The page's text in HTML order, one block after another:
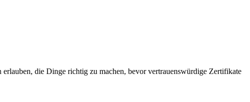
die Dinge richtig zu machen, bevor vertrauenswürdige Zertifikate